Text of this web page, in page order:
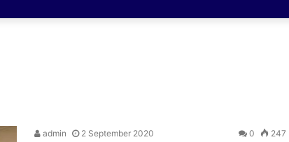
admin 2 September 2020 0 247